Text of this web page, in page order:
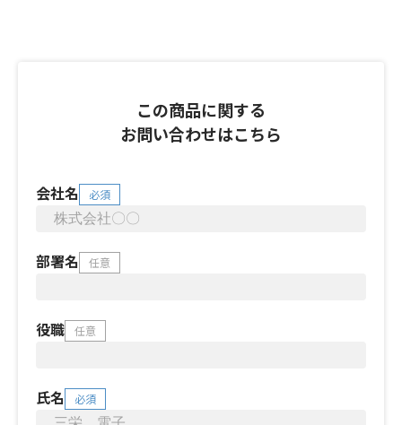
この商品に関する
お問い合わせはこちら
会社名 必須
部署名 任意
役職 任意
氏名 必須